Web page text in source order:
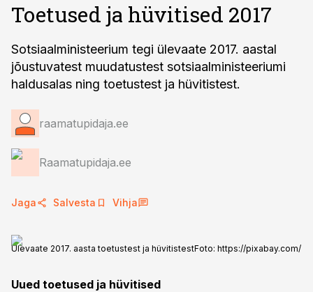
Toetused ja hüvitised 2017
Sotsiaalministeerium tegi ülevaate 2017. aastal
jõustuvatest muudatustest sotsiaalministeeriumi
haldusalas ning toetustest ja hüvitistest.
raamatupidaja.ee
Raamatupidaja.ee
Jaga Salvesta Vihja
Ülevaate 2017. aasta toetustest ja hüvitistestFoto: https://pixabay.com/
Uued toetused ja hüvitised